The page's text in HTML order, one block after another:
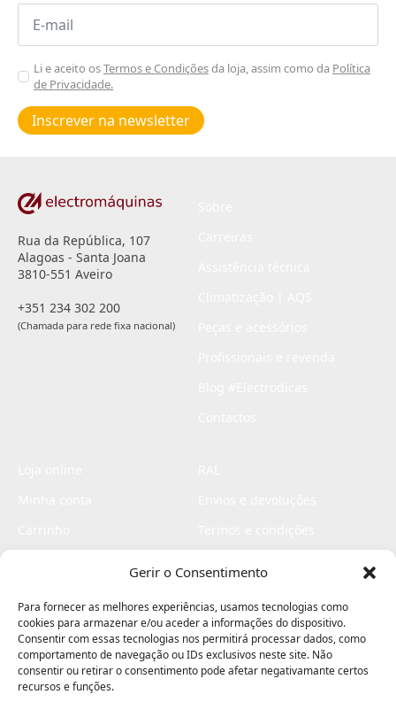
Gerir o Consentimento
Para fornecer as melhores experiências, usamos tecnologias como
cookies para armazenar e/ou aceder a informações do dispositivo.
Consentir com essas tecnologias nos permitirá processar dados, como
comportamento de navegação ou IDs exclusivos neste site. Não
consentir ou retirar o consentimento pode afetar negativamante certos
recursos e funções.
Email
Aceitar
Poiticas
de
privacidade
Li e aceito osTermos e Condiçõesda loja, assim como da Política
de Privacidade.
Inscrever na newsletter
Rua da República, 107
Alagoas - Santa Joana
3810-551 Aveiro
+351 234 302 200
(Chamada para rede fixa nacional)
Livro de elogios